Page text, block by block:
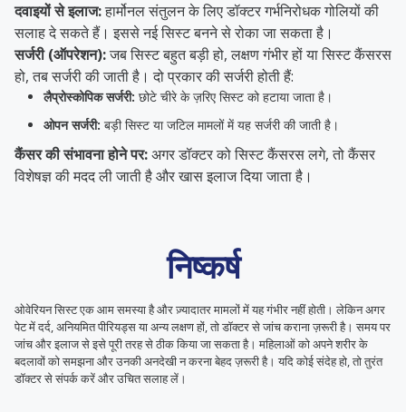
दवाइयों से इलाज:हार्मोनल संतुलन के लिए डॉक्टर गर्भनिरोधक गोलियों की
सलाह दे सकते हैं। इससे नई सिस्ट बनने से रोका जा सकता है।
सर्जरी (ऑपरेशन):जब सिस्ट बहुत बड़ी हो, लक्षण गंभीर हों या सिस्ट कैंसरस
हो, तब सर्जरी की जाती है। दो प्रकार की सर्जरी होती हैं:
लैप्रोस्कोपिक सर्जरी: छोटे चीरे के ज़रिए सिस्ट को हटाया जाता है।
ओपन सर्जरी: बड़ी सिस्ट या जटिल मामलों में यह सर्जरी की जाती है।
कैंसर की संभावना होने पर:अगर डॉक्टर को सिस्ट कैंसरस लगे, तो कैंसर
विशेषज्ञ की मदद ली जाती है और खास इलाज दिया जाता है।
निष्कर्ष
ओवेरियन सिस्ट एक आम समस्या है और ज़्यादातर मामलों में यह गंभीर नहीं होती। लेकिन अगर
पेट में दर्द, अनियमित पीरियड्स या अन्य लक्षण हों, तो डॉक्टर से जांच कराना ज़रूरी है। समय पर
जांच और इलाज से इसे पूरी तरह से ठीक किया जा सकता है। महिलाओं को अपने शरीर के
बदलावों को समझना और उनकी अनदेखी न करना बेहद ज़रूरी है। यदि कोई संदेह हो, तो तुरंत
डॉक्टर से संपर्क करें और उचित सलाह लें।